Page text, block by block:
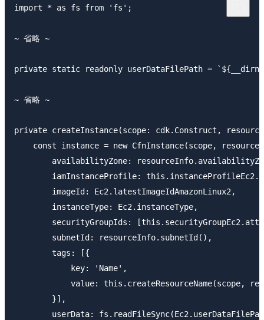
import * as fs from 'fs';
~ 省略 ~
private static readonly userDataFilePath =
~ 省略 ~
private createInstance(scope: cdk.Construct,
const instance = new CfnInstance(scope,
availabilityZone:
iamInstanceProfile:
        imageId: Ec2.latestImageIdAmazonLinux2,
        instanceType: Ec2.instanceType,
securityGroupIds:
        subnetId: resourceInfo.subnetId(),
        tags: [{
            key: 'Name',
value: this.createResourceName(scope,
        }],
userData: